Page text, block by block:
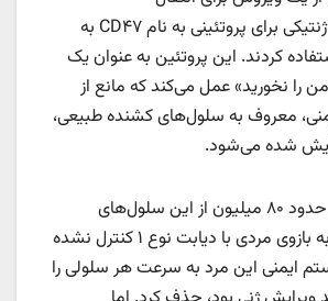
دستورالعمل‌های ژنتیکی برای پروتئینی به نام CD۴۷ به
کردند. این پروتئین به عنوان یک
را نخورید» عمل می‌کند که مانع از
معروف به سلول‌های کشنده طبیعی،
شده می‌شود.
پزشکان در سوئد حدود ۸۰ میلیون از این سلول‌های
مهندسی شده را به بازوی مردی با دیابت نوع ۱ کنترل نشده
ایمنی این مرد به سرعت هر سلولی را